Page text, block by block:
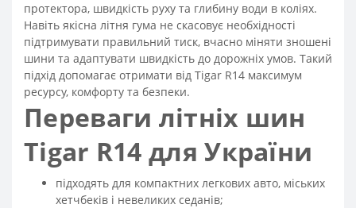
протектора, швидкість руху та глибину води в коліях.
Навіть якісна літня гума не скасовує необхідності
підтримувати правильний тиск, вчасно міняти зношені
шини та адаптувати швидкість до дорожніх умов. Такий
підхід допомагає отримати від Tigar R14 максимум
ресурсу, комфорту та безпеки.
Переваги літніх шин
Tigar R14 для України
підходять для компактних легкових авто, міських
хетчбеків і невеликих седанів;